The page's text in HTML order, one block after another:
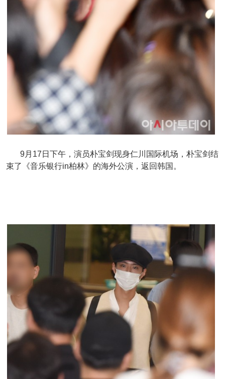
9月17日下午，演员朴宝剑现身仁川国际机场，朴宝剑结
束了《音乐银行in柏林》的海外公演，返回韩国。